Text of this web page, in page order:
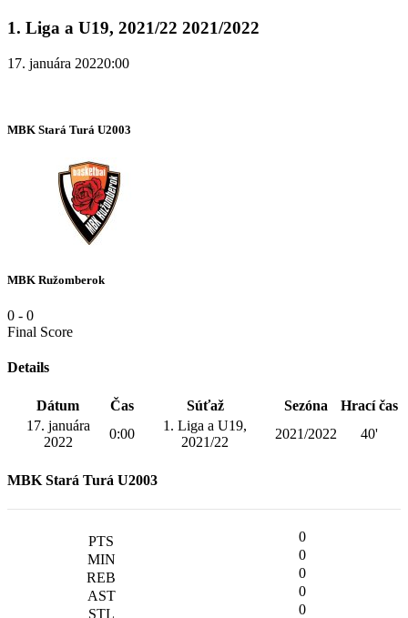
1. Liga a U19, 2021/22 2021/2022
17. januára 20220:00
MBK Stará Turá U2003
MBK Ružomberok
0 - 0
Final Score
Details
Dátum Čas Súťaž Sezóna
Hrací čas
17. januára
2022
0:00
1. Liga a U19,
2021/22
2021/2022 40'
MBK Stará Turá U2003
0
0
0
0
0